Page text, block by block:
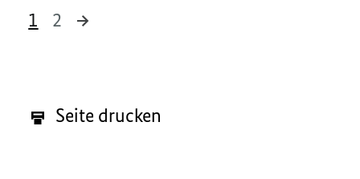
1 2
Seite drucken